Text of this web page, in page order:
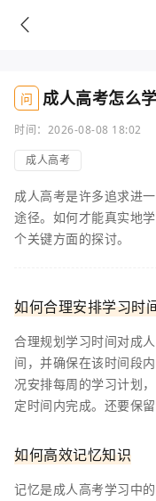
问 成人高考怎么
时间：2026-08-08 18:02
成人高考
成人高考是许多追求进
途径。如何才能真实地
个关键方面的探讨。
如何合理安排学习时
合理规划学习时间对成
间，并确保在该时间段
况安排每周的学习计划
定时间内完成。还要保
如何高效记忆知识
记忆是成人高考学习中